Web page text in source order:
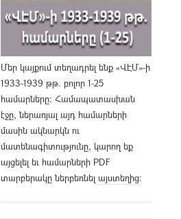
Մեր կայքում տեղադրել ենք «ՎԷՄ»-ի
1933-1939 թթ. բոլոր 1-25
համարները։ Համապատասխան
էջը, ներառյալ այդ համարների
մասին ակնարկն ու
մատենագիտությունը, կարող եք
այցելել եւ համարների PDF
տարբերակը ներբեռնել այստեղից։